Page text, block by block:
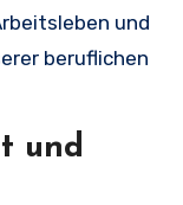
und
beruflichen
und